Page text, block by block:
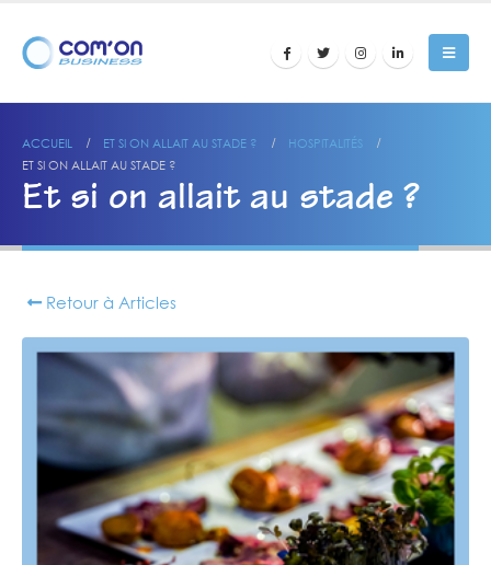
ACCUEIL ET SI ON ALLAIT AU STADE ?
HOSPITALITÉS
ET SI ON ALLAIT AU STADE ?
Et si on allait au stade ?
Retour à Articles